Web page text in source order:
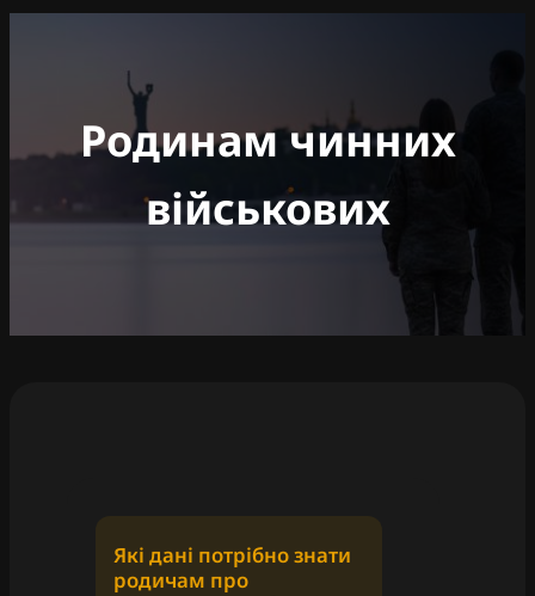
Родинам чинних
військових
Які дані потрібно знати
родичам про